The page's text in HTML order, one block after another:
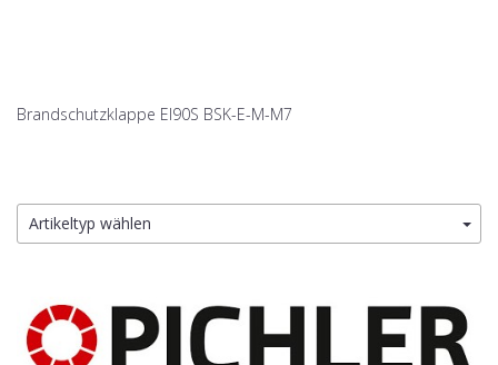
Brandschutzklappe EI90S BSK-E-M-M7
Artikeltyp wählen